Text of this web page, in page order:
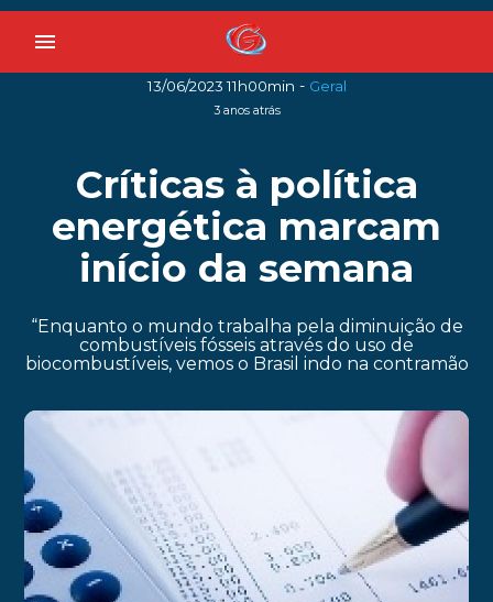
menu
13/06/2023 11h00min - Geral
3 anos atrás
Críticas à política
energética marcam
início da semana
“Enquanto o mundo trabalha pela diminuição de
combustíveis fósseis através do uso de
biocombustíveis, vemos o Brasil indo na contramão